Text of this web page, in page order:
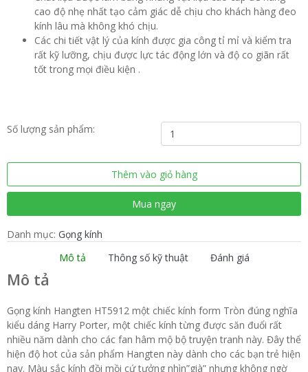
cao độ nhẹ nhất tạo cảm giác dễ chịu cho khách hàng đeo
kính lâu mà không khó chịu.
Các chi tiết vật lý của kính được gia công tỉ mỉ và kiểm tra
rất kỹ lưỡng, chịu được lực tác động lớn và độ co giãn rất
tốt trong mọi điều kiện .
Số lượng sản phẩm:
Gọng
kính
HT5912
số
lượng
Thêm vào giỏ hàng
Mua ngay
Danh mục: Gọng kính
Mô tả Thông số kỹ thuật Đánh giá
Mô tả
Gọng kính Hangten HT5912 một chiếc kính form Tròn đúng nghĩa
kiểu dáng Harry Porter, một chiếc kính từng được săn đuổi rất
nhiều năm dành cho các fan hâm mộ bộ truyện tranh này. Đây thể
hiện độ hot của sản phẩm Hangten này dành cho các bạn trẻ hiện
nay. Màu sắc kính đồi mồi cứ tưởng nhìn”già” nhưng không ngờ